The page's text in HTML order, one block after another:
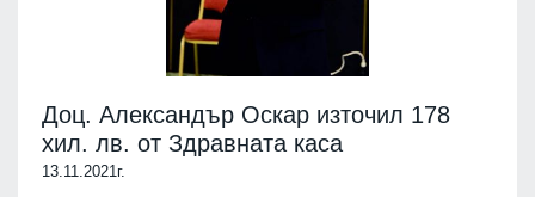
Доц. Александър Оскар източил 178
хил. лв. от Здравната каса
13.11.2021г.